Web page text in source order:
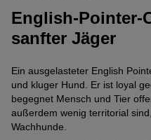
Tendenz zu Sabbern
Als Jagdhund geeignet
Pflegeleichtes Fell
Hitzeresistent
English-Pointer-
sanfter Jäger
Ein ausgelasteter English
und kluger Hund. Er ist loyal
begegnet Mensch und Tier
außerdem wenig territorial
Wachhunde.